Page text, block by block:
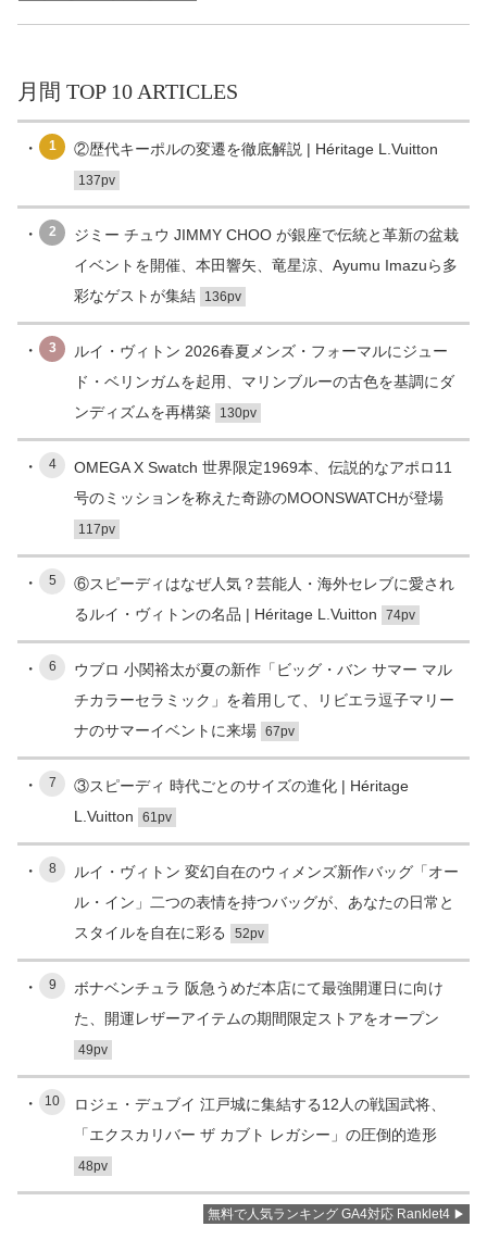
月間 TOP 10 ARTICLES
1 ②歴代キーポルの変遷を徹底解説 | Héritage L.Vuitton
137pv
2
ジミー チュウ JIMMY CHOO が銀座で伝統と革新の盆栽
イベントを開催、本田響矢、竜星涼、Ayumu Imazuら多
彩なゲストが集結
136pv
3
ルイ・ヴィトン 2026春夏メンズ・フォーマルにジュー
ド・ベリンガムを起用、マリンブルーの古色を基調にダ
ンディズムを再構築
130pv
4
OMEGA X Swatch 世界限定1969本、伝説的なアポロ11
号のミッションを称えた奇跡のMOONSWATCHが登場
117pv
5
⑥スピーディはなぜ人気？芸能人・海外セレブに愛され
るルイ・ヴィトンの名品 | Héritage L.Vuitton
74pv
6
ウブロ 小関裕太が夏の新作「ビッグ・バン サマー マル
チカラーセラミック」を着用して、リビエラ逗子マリー
ナのサマーイベントに来場 67pv
7
③スピーディ 時代ごとのサイズの進化 | Héritage
L.Vuitton
61pv
8
ルイ・ヴィトン 変幻自在のウィメンズ新作バッグ「オー
ル・イン」二つの表情を持つバッグが、あなたの日常と
スタイルを自在に彩る
52pv
9
ボナベンチュラ 阪急うめだ本店にて最強開運日に向け
た、開運レザーアイテムの期間限定ストアをオープン
49pv
10
ロジェ・デュブイ 江戸城に集結する12人の戦国武将、
「エクスカリバー ザ カブト レガシー」の圧倒的造形
48pv
無料で人気ランキング GA4対応 Ranklet4